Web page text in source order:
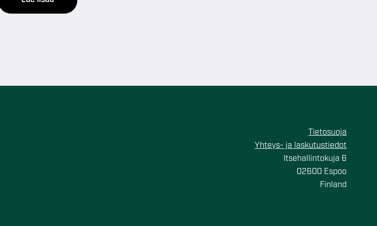
Tietosuoja
Yhteys- ja laskutustiedot
Itsehallintokuja 6
02600 Espoo
Finland